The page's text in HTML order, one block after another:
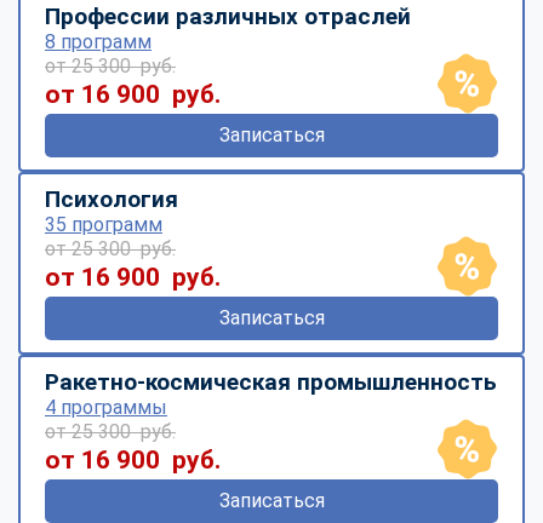
Профессии различных отраслей
8 программ
от 25 300 руб.
от 16 900 руб.
Записаться
Психология
35 программ
от 25 300 руб.
от 16 900 руб.
Записаться
Ракетно-космическая промышленность
4 программы
от 25 300 руб.
от 16 900 руб.
Записаться